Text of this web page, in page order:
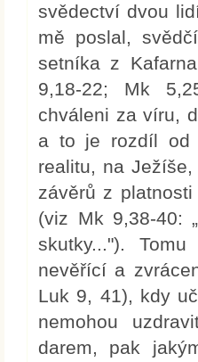
svědectví dvou
mě poslal,
setníka z
9,18-22; Mk
chváleni za víru,
a to je rozdíl od
realitu, na
závěrů z
(viz Mk 9,38-40:
skutky...").
nevěřící a
Luk 9, 41), kdy
nemohou
darem, pak